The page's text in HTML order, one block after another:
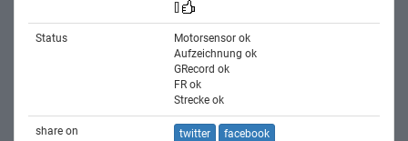
Status
Motorsensor ok
Aufzeichnung ok
GRecord ok
FR ok
Strecke ok
share on twitter facebook